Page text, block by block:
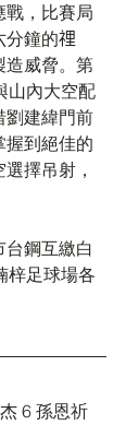
戰，比賽局
分鐘的𥚃
造威脅。第
山內大空配
劉建緯門前
握到絕佳的
擇吊射，
鋼互繳白
梓足球場各
6 孫恩祈